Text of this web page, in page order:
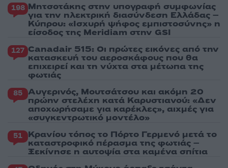
198 Μητσοτάκης στην υπογραφή συμφωνίας
για την ηλεκτρική διασύνδεση Ελλάδας –
Κύπρου: «Ισχυρή ψήφος εμπιστοσύνης» η
είσοδος της Meridiam στην GSI
127 Canadair 515: Οι πρώτες εικόνες από την
κατασκευή του αεροσκάφους που θα
επιχειρεί και τη νύχτα στα μέτωπα της
φωτιάς
85 Αυγερινός, Μουτσάτσου και ακόμη 20
πρώην στελέχη κατά Καρυστιανού: «Δεν
αποχωρήσαμε για καρέκλες», αιχμές για
«συγκεντρωτικό μοντέλο»
51 Κρανίου τόπος το Πόρτο Γερμενό μετά το
καταστροφικό πέρασμα της φωτιάς –
Ξεκίνησε η αυτοψία στα καμένα σπίτια